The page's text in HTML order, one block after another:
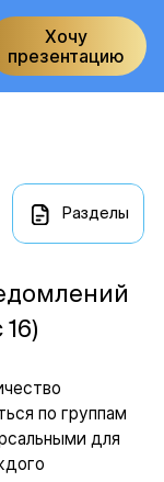
Хочу
презентацию
Разделы
по группам
для